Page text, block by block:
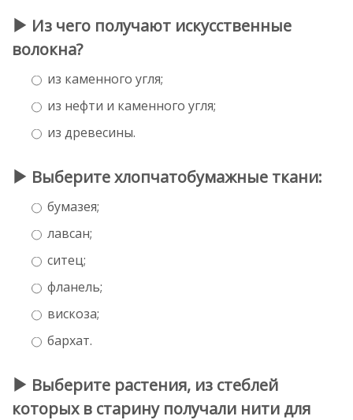
Из чего получают искусственные
волокна?
из каменного угля;
из нефти и каменного угля;
из древесины.
Выберите хлопчатобумажные ткани:
бумазея;
лавсан;
ситец;
фланель;
вискоза;
бархат.
Выберите растения, из стеблей
которых в старину получали нити для